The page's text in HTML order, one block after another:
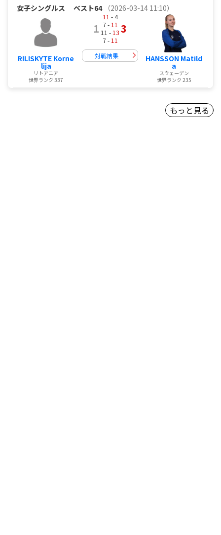
女子シングルス ベスト64 （2026-03-14 11:10）
RILISKYTE Korne
lija
リトアニア
世界ランク 337
1
11 - 4
7 - 11
11 - 13
7 - 11
3
対戦結果 HANSSON Matild
a
スウェーデン
世界ランク 235
もっと見る